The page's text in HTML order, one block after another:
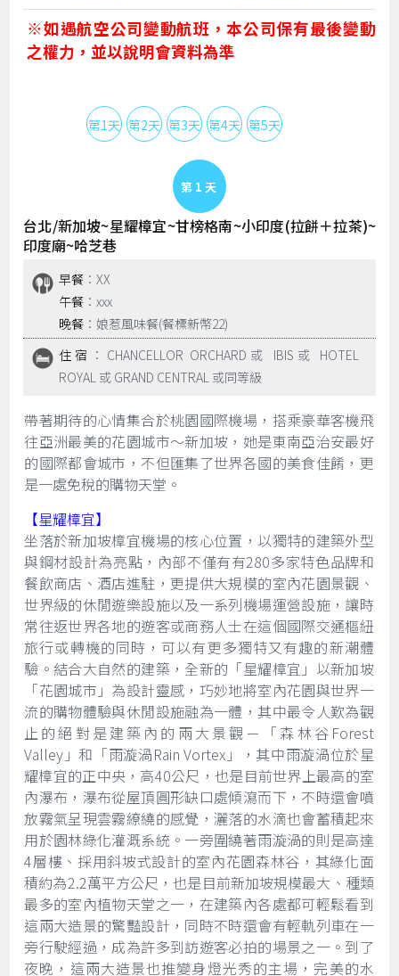
※如遇航空公司變動航班，本公司保有最後變動
之權力，並以說明會資料為準
第1天 第2天 第3天 第4天 第5天
Day 1
台北/新加坡~星耀樟宜~甘榜格南~小印度(拉餅＋拉茶)~
印度廟~哈芝巷
早餐 ：XX
午餐 ：xxx
晚餐 ：娘惹風味餐(餐標新幣22)
住宿 ：CHANCELLOR ORCHARD或 IBIS或 HOTEL
ROYAL 或 GRAND CENTRAL 或同等級
帶著期待的心情集合於桃園國際機場，搭乘豪華客機飛
往亞洲最美的花園城市～新加坡，她是東南亞治安最好
的國際都會城市，不但匯集了世界各國的美食佳餚，更
是一處免稅的購物天堂。
【星耀樟宜】
坐落於新加坡樟宜機場的核心位置，以獨特的建築外型
與鋼材設計為亮點，內部不僅有有280多家特色品牌和
餐飲商店、酒店進駐，更提供大規模的室內花園景觀、
世界級的休閒遊樂設施以及一系列機場運營設施，讓時
常往返世界各地的遊客或商務人士在這個國際交通樞紐
旅行或轉機的同時，可以有更多獨特又有趣的新潮體
驗。結合大自然的建築，全新的「星耀樟宜」以新加坡
「花園城市」為設計靈感，巧妙地將室內花園與世界一
流的購物體驗與休閒設施融為一體，其中最令人歎為觀
止的絕對是建築內的兩大景觀－「森林谷Forest
Valley」和「雨漩渦Rain Vortex」，其中雨漩渦位於星
耀樟宜的正中央，高40公尺，也是目前世界上最高的室
內瀑布，瀑布從屋頂圓形缺口處傾瀉而下，不時還會噴
放霧氣呈現雲霧繚繞的感覺，灑落的水滴也會蓄積起來
用於園林綠化灌溉系統。一旁圍繞著雨漩渦的則是高達
4層樓、採用斜坡式設計的室內花園森林谷，其綠化面
積約為2.2萬平方公尺，也是目前新加坡規模最大、種類
最多的室內植物天堂之一，在建築內各處都可輕鬆看到
這兩大造景的驚豔設計，同時不時還會有輕軌列車在一
旁行駛經過，成為許多到訪遊客必拍的場景之一。到了
夜晚，這兩大造景也推變身燈光秀的主場，完美的水